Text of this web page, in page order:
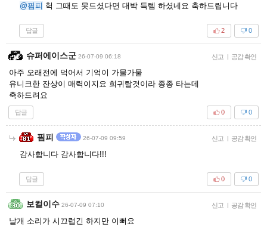
@핌피 헉 그때도 못드셨다면 대박 득템 하셨네요 축하드립니다
답글 0
2
슈퍼에이스군 26-07-09 06:18 신고 | 공감 확인
아주 오래전에 먹어서 기억이 가물가물
유니크한 잔상이 매력이지요 희귀탈것이라 종종 타는데
축하드려요
답글 0
0
핌피 26-07-09 09:59 신고 | 공감 확인
감사합니다 감사합니다!!!
답글 0
0
보컬이수 26-07-09 07:10 신고 | 공감 확인
날개 소리가 시끄럽긴 하지만 이뻐요